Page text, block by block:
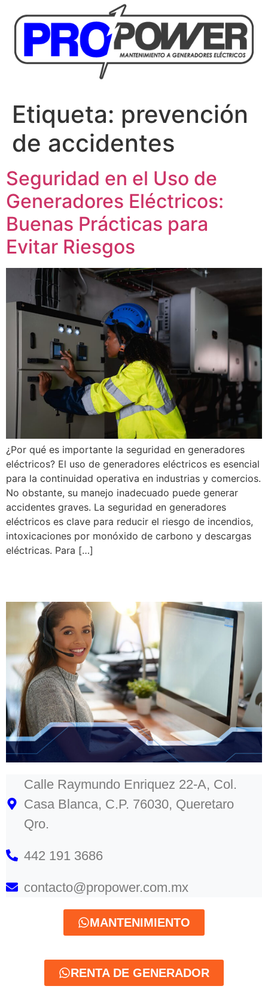
Etiqueta: prevención
de accidentes
Seguridad en el Uso de
Generadores Eléctricos:
Buenas Prácticas para
Evitar Riesgos
¿Por qué es importante la seguridad en generadores
eléctricos? El uso de generadores eléctricos es esencial
para la continuidad operativa en industrias y comercios.
No obstante, su manejo inadecuado puede generar
accidentes graves. La seguridad en generadores
eléctricos es clave para reducir el riesgo de incendios,
intoxicaciones por monóxido de carbono y descargas
eléctricas. Para […]
Calle Raymundo Enriquez 22-A, Col.
Casa Blanca, C.P. 76030, Queretaro
Qro.
442 191 3686
contacto@propower.com.mx
MANTENIMIENTO
RENTA DE GENERADOR